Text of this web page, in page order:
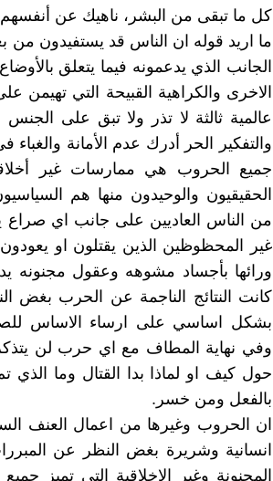
كل ما تبقى من البشر، ناهيك عن أنفسهم
ما اريد قوله ان الناس قد يستفيدون من
الجانب الذي يدعمونه فيما يتعلق
الاخرى والكراهية القبيحة التي تهيمن
عالمية ثالثة لا تذر ولا تبق على
والتفكير الحر أدرك عدم الأمانة
جميع الحروب هي ممارسات غير
الحقيقيون والوحيدون منها هم
من الناس العاديين على جانب اي صراع
غير المحظوظين الذين يقتلون او
ورائها بأجساد مشوهه وعقول مجنونه
كانت النتائج الناجمة عن الحرب بغض
بشكل اساسي على ارساء الاساس
وفي نهاية المطاف مع اي حرب لن
حول كيف او لماذا بدا القتال وما الذي
بالفعل ومن خسر.
ان الحروب وغيرها من اعمال العنف
انسانية وشريرة بغض النظر عن
المجنونة وغير الاخلاقية التي تميز